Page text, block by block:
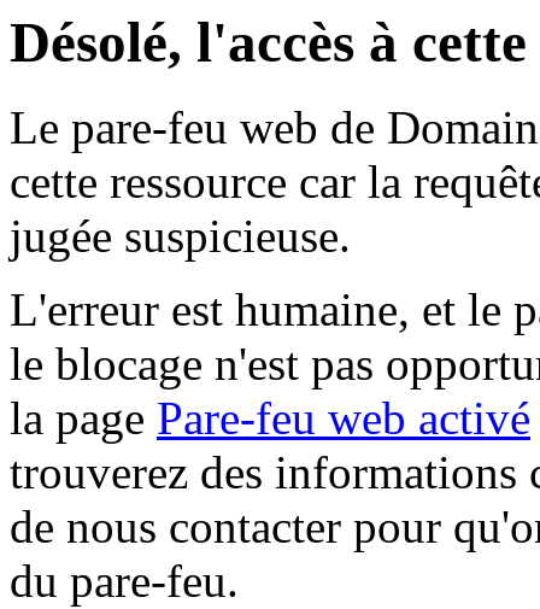
Désolé, l'accès à
Le pare-feu web de
cette ressource car la
jugée suspicieuse.
L'erreur est humaine, et le
le blocage n'est pas
la page Pare-feu web activé
trouverez des informations
de nous contacter pour
du pare-feu.